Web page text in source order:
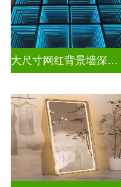
大尺寸网红背景墙深渊镜